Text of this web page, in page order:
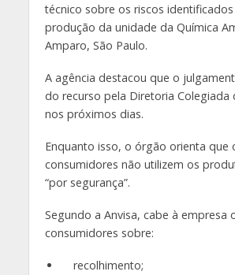
técnico sobre os riscos
produção da unidade da Química
Amparo, São Paulo.
A agência destacou que o
do recurso pela Diretoria Colegiada
nos próximos dias.
Enquanto isso, o órgão orienta que
consumidores não utilizem os
“por segurança”.
Segundo a Anvisa, cabe à empresa
consumidores sobre:
recolhimento;